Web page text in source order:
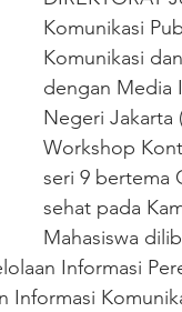
Komunikasi
Komunikasi
dengan Media
Negeri Jakarta
Workshop
seri 9 bertema
sehat pada
Mahasiswa
Informasi
Informasi